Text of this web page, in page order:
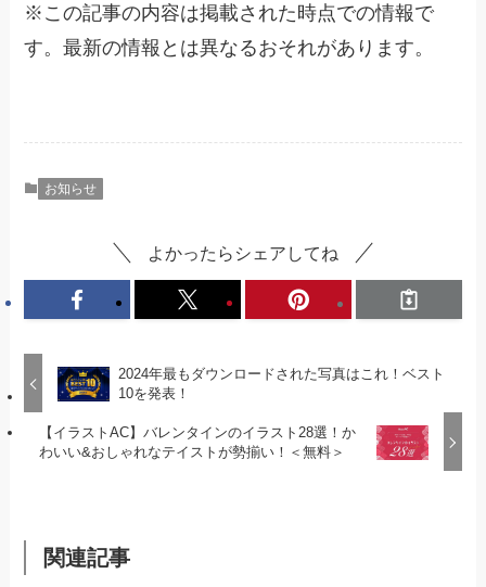
※ この記事の内容は掲載された時点での情報で
す。最新の情報とは異なるおそれがあります。
お知らせ
よかったらシェアしてね
2024年最もダウンロードされた写真はこれ！ベスト
10を発表！
【イラストAC】バレンタインのイラスト28選！か
わいい&おしゃれなテイストが勢揃い！＜無料＞
関連記事